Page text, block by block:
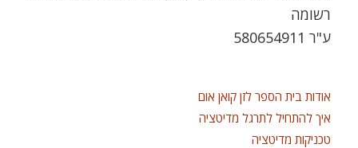
רשומה
ע"ר 580654911
אודות בית הספר לזן קואן אום
איך להתחיל לתרגל מדיטציה
טכניקות מדיטציה